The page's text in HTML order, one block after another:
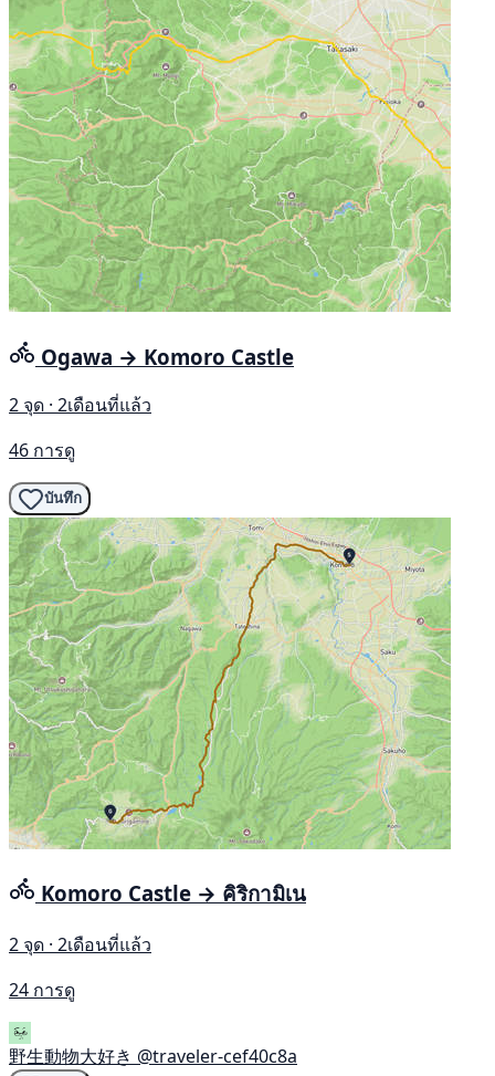
Ogawa → Komoro Castle
2 จุด · 2เดือนที่แล้ว
46 การดู
บันทึก
Komoro Castle → คิริกามิเน
2 จุด · 2เดือนที่แล้ว
24 การดู
野生動物大好き @traveler-cef40c8a